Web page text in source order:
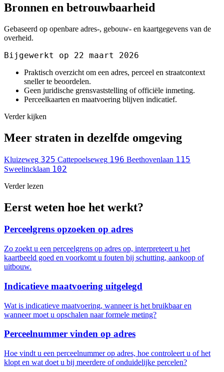
Bronnen en betrouwbaarheid
Gebaseerd op openbare adres-, gebouw- en kaartgegevens van de
overheid.
Bijgewerkt op 22 maart 2026
Praktisch overzicht om een adres, perceel en straatcontext
sneller te beoordelen.
Geen juridische grensvaststelling of officiële inmeting.
Perceelkaarten en maatvoering blijven indicatief.
Verder kijken
Meer straten in dezelfde omgeving
Kluizeweg 325 Cattepoelseweg 196 Beethovenlaan 115
Sweelincklaan 102
Verder lezen
Eerst weten hoe het werkt?
Perceelgrens opzoeken op adres
Zo zoekt u een perceelgrens op adres op, interpreteert u het
kaartbeeld goed en voorkomt u fouten bij schutting, aankoop of
uitbouw.
Indicatieve maatvoering uitgelegd
Wat is indicatieve maatvoering, wanneer is het bruikbaar en
wanneer moet u opschalen naar formele meting?
Perceelnummer vinden op adres
Hoe vindt u een perceelnummer op adres, hoe controleert u of het
klopt en wat doet u bij meerdere of onduidelijke percelen?